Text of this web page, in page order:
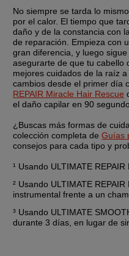
No siempre se tarda lo
por el calor. El tiempo que
daño y de la constancia con
de reparación. Empieza con
gran diferencia, y luego
asegurarte de que tu cabello
mejores cuidados de la raíz
cambios desde el primer día
REPAIR Miracle Hair Rescue
el daño capilar en 90
¿Buscas más formas de
colección completa de Guías
consejos para cada tipo y
¹ Usando ULTIMATE
² Usando ULTIMATE
instrumental frente a un
³ Usando ULTIMATE
durante 3 días, en lugar de